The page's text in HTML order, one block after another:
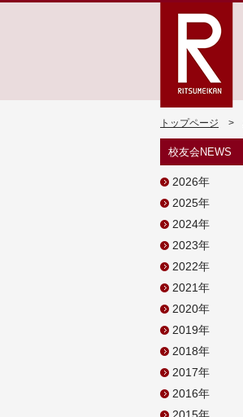
トップページ >
校友会NEWS
2026年
2025年
2024年
2023年
2022年
2021年
2020年
2019年
2018年
2017年
2016年